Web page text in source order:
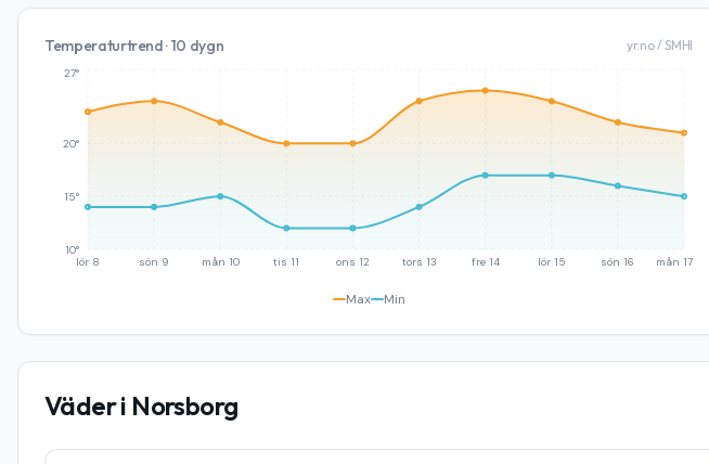
Temperaturtrend · 10 dygn yr.no / SMHI
lör 8 sön 9 mån 10 tis 11 ons 12 tors 13 fre 14 lör 15 sön 16 mån 17
10°
15°
20°
27°
Max Min
Väder i Norsborg